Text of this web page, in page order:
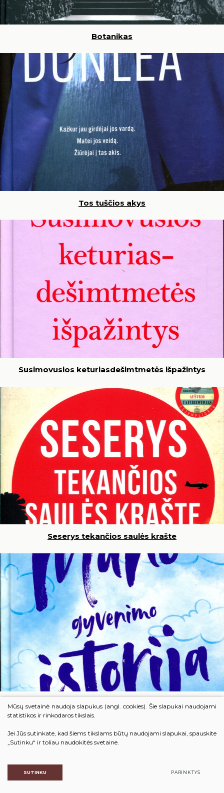
Botanikas
Tos tuščios akys
Susimovusios keturiasdešimtmetės išpažintys
Seserys tekančios saulės krašte
Mano gyvenimo istorija
Mūsų svetainė naudoja slapukus (angl. cookies). Šie slapukai naudojami
statistikos ir rinkodaros tikslais.
Jei Jūs sutinkate, kad šiems tikslams būtų naudojami slapukai, spauskite
„Sutinku“ ir toliau naudokitės svetaine.
SUTINKU PARINKTYS